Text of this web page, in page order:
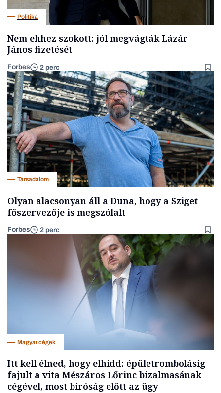
Politika
Nem ehhez szokott: jól megvágták Lázár
János fizetését
Forbes 2 perc
Társadalom
Olyan alacsonyan áll a Duna, hogy a Sziget
főszervezője is megszólalt
Forbes 2 perc
Magyar cégek
Itt kell élned, hogy elhidd: épületrombolásig
fajult a vita Mészáros Lőrinc bizalmasának
cégével, most bíróság előtt az ügy